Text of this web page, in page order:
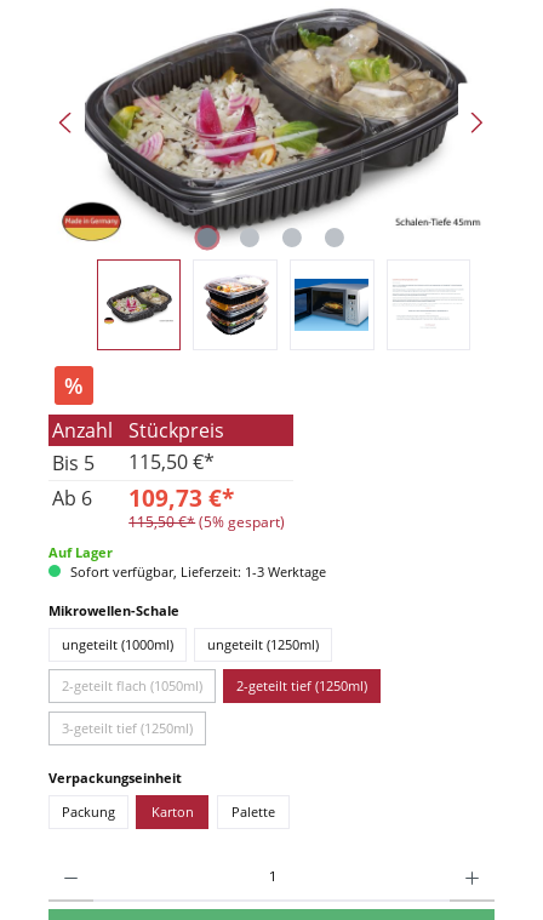
%
Anzahl
Stückpreis
Bis 5
115,50 €*
Ab 6 109,73 €*
115,50 €*(5% gespart)
Auf Lager
Sofort verfügbar, Lieferzeit: 1-3 Werktage
Mikrowellen-Schale
ungeteilt (1000ml)
ungeteilt (1250ml)
2-geteilt flach (1050ml) 2-geteilt tief (1250ml)
3-geteilt tief (1250ml)
Verpackungseinheit
Packung
Karton Palette